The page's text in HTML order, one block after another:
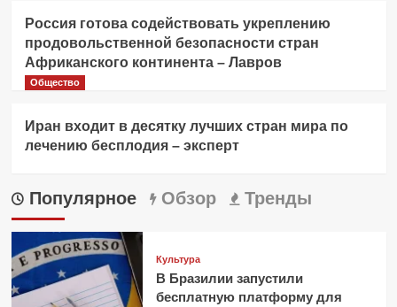
Россия готова содействовать укреплению
продовольственной безопасности стран
Африканского континента – Лавров
Общество
Иран входит в десятку лучших стран мира по
лечению бесплодия – эксперт
Популярное Обзор Тренды
Культура
В Бразилии запустили
бесплатную платформу для